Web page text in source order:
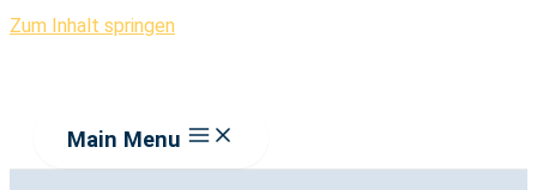
Zum Inhalt springen
Main Menu